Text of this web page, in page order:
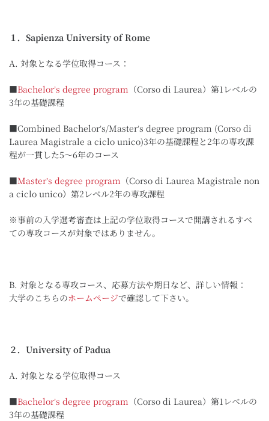
１．Sapienza University of Rome
A. 対象となる学位取得コース：
■Bachelorʼs degree program （Corso di Laurea）第1レベルの
3年の基礎課程
■Combined Bachelorʼs/Masterʼs degree program (Corso di
Laurea Magistrale a ciclo unico)3年の基礎課程と2年の専攻課
程が一貫した5～6年のコース
■Masterʼs degree program （Corso di Laurea Magistrale non
a ciclo unico）第2レベル2年の専攻課程
※事前の入学選考審査は上記の学位取得コースで開講されるすべ
ての専攻コースが対象ではありません。
B. 対象となる専攻コース、応募方法や期日など、詳しい情報：
大学のこちらのホームページで確認して下さい。
２．University of Padua
A. 対象となる学位取得コース
■Bachelorʼs degree program （Corso di Laurea）第1レベルの
3年の基礎課程